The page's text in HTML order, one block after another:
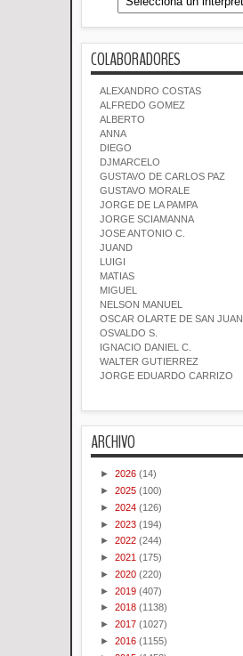
COLABORADORES
ALEXANDRO COSTAS
ALFREDO GOMEZ
ALBERTO
ANNA
DIEGO
DJMARCELO
GUSTAVO DE CARLOS PAZ
GUSTAVO MORALE
JORGE DE LA PAMPA
JORGE SCIAMANNA
JOSE ANTONIO C.
JUAND
LUIGI
MATIAS
MIGUEL
NELSON MANUEL
OSCAR OLARTE DE SAN JUAN
OSVALDO S.
IGNACIO DANIEL C.
WALTER GUTIERREZ
JORGE EDUARDO CARRIZO
ARCHIVO
► 2026 (14)
► 2025 (100)
► 2024 (126)
► 2023 (194)
► 2022 (244)
► 2021 (175)
► 2020 (220)
► 2019 (407)
► 2018 (1138)
► 2017 (1027)
► 2016 (1155)